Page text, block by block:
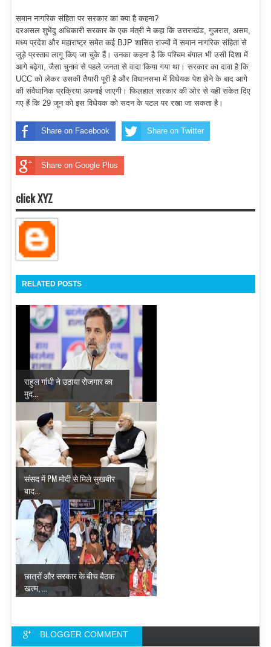
समान नागरिक संहिता पर सरकार का क्या है कहना?
दरअसल शुभेंदु अधिकारी सरकार के एक मंत्री ने कहा कि उत्तराखंड, गुजरात, असम,
मध्य प्रदेश और महाराष्ट्र समेत कई BJP शासित राज्यों में समान नागरिक संहिता से
जुड़े प्रस्ताव लागू किए जा चुके हैं। उनका कहना है कि पश्चिम बंगाल भी उसी दिशा में
आगे बढ़ेगा, जैसा चुनाव से पहले जनता से वादा किया गया था। सरकार का दावा है कि
UCC को लेकर उसकी तैयारी पूरी है और विधानसभा में विधेयक पेश होने के बाद आगे
की संवैधानिक प्रक्रिया अपनाई जाएगी। फिलहाल सरकार की ओर से यही संकेत दिए
गए हैं कि 29 जून को इस विधेयक को सदन के पटल पर रखा जा सकता है।
Share on Facebook Share on Twitter
Share on Google Plus
click XYZ
RELATED POSTS
राहुल गांधी ने उठाया रोजगार का
मुद...
संसद में PM मोदी से मिले सुखबीर
बाद...
छात्रों और सरकार के बीच बैठक
खत्म, ...
BLOGGER COMMENT